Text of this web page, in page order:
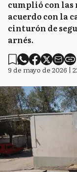
cumplió con las
acuerdo con la
cinturón de
arnés.
9 de mayo de 2026 |